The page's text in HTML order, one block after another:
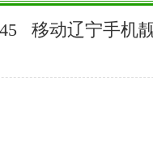
移动辽宁手机